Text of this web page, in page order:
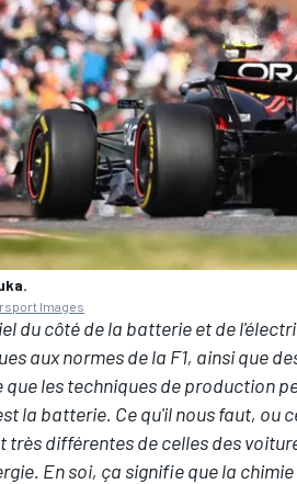
Images
du côté de la batterie et de
aux normes de la F1, ainsi que
les techniques de production
la batterie. Ce qu'il nous faut, ou
très différentes de celles des
En soi, ça signifie que la